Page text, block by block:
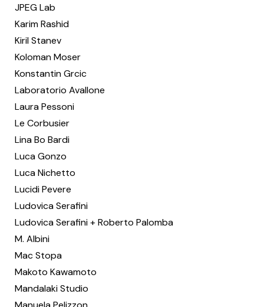
JPEG Lab
Karim Rashid
Kiril Stanev
Koloman Moser
Konstantin Grcic
Laboratorio Avallone
Laura Pessoni
Le Corbusier
Lina Bo Bardi
Luca Gonzo
Luca Nichetto
Lucidi Pevere
Ludovica Serafini
Ludovica Serafini + Roberto Palomba
M. Albini
Mac Stopa
Makoto Kawamoto
Mandalaki Studio